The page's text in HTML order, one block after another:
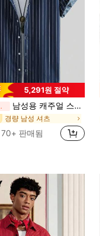
5,291원 절약
일 남성용 캐주얼 스트라이프 버튼 프론트 반팔 셔츠
경량 남성 셔츠
70+ 판매됨